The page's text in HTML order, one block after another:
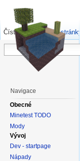
Číst Zdrojový kód stránky
Navigace
Obecné
Minetest TODO
Mody
Vývoj
Dev - startpage
Nápady